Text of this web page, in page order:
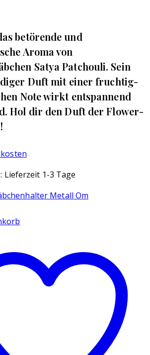
betörende und
Aroma von
Satya Patchouli. Sein
Duft mit einer fruchtig-
Note wirkt entspannend
Hol dir den Duft der Flower-
Lieferzeit 1-3 Tage